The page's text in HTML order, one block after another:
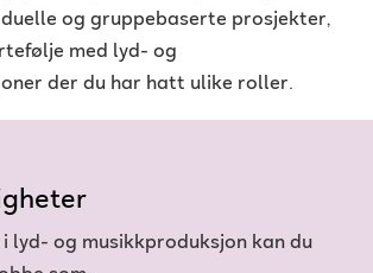
og gruppebaserte prosjekter,
med lyd- og
der du har hatt ulike roller.
lyd- og musikkproduksjon kan du